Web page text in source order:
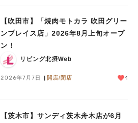
【吹田市】「焼肉モトカラ 吹田グリー
ンプレイス店」2026年8月上旬オープ
ン！
リビング北摂Web
2026年7月7日 開店/閉店 1
【茨木市】サンディ茨木舟木店が6月